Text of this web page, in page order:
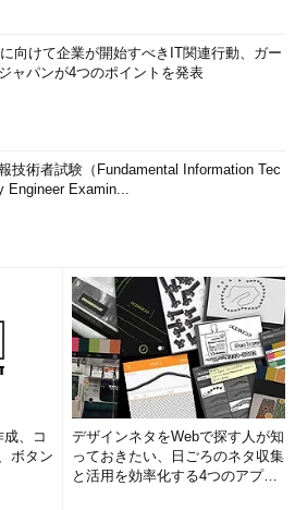
向けて企業が開始すべきIT関連行動、ガー
ャパンが4つのポイントを発表
技術者試験（Fundamental Information Tec
Engineer Examin...
、コ
ボタン
デザインネタをWebで探す人が知
っておきたい、日ごろのネタ収集
と活用を効率化する4つのアプリ